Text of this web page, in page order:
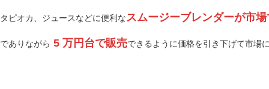
タピオカ、ジュースなどに便利なスムージーブレンダーが市
でありながら 5 万円台で販売できるように価格を引き下げて市場